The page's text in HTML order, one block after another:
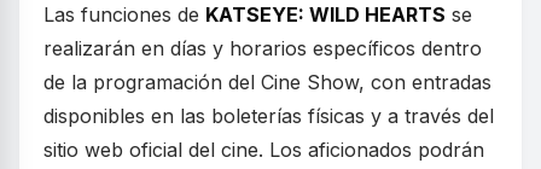
Las funciones de KATSEYE: WILD HEARTS se
realizarán en días y horarios específicos dentro
de la programación del Cine Show, con entradas
disponibles en las boleterías físicas y a través del
sitio web oficial del cine. Los aficionados podrán